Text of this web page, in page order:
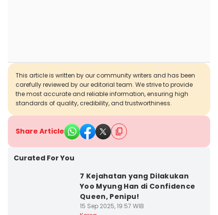
This article is written by our community writers and has been
carefully reviewed by our editorial team. We strive to provide
the most accurate and reliable information, ensuring high
standards of quality, credibility, and trustworthiness.
Share Article
Curated For You
7 Kejahatan yang Dilakukan
Yoo Myung Han di Confidence
Queen, Penipu!
15 Sep 2025, 19:57 WIB